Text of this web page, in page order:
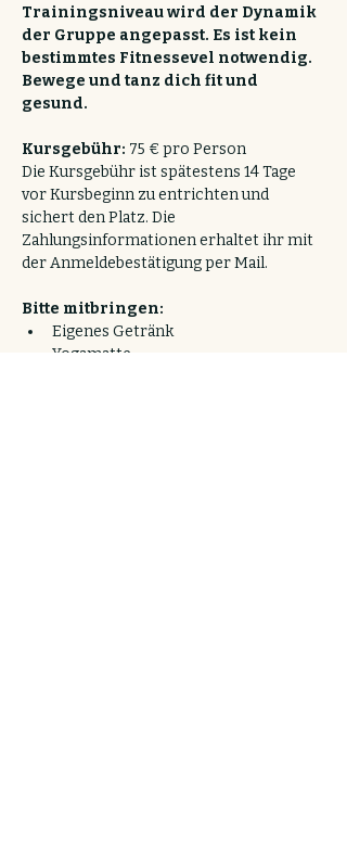
Trainingsniveau wird der Dynamik
der Gruppe angepasst. Es ist kein
bestimmtes Fitnessevel notwendig.
Bewege und tanz dich fit und
gesund.
Kursgebühr: 75 € pro Person
Die Kursgebühr ist spätestens 14 Tage
vor Kursbeginn zu entrichten und
sichert den Platz. Die
Zahlungsinformationen erhaltet ihr mit
der Anmeldebestätigung per Mail.
Bitte mitbringen:
Eigenes Getränk
Yogamatte